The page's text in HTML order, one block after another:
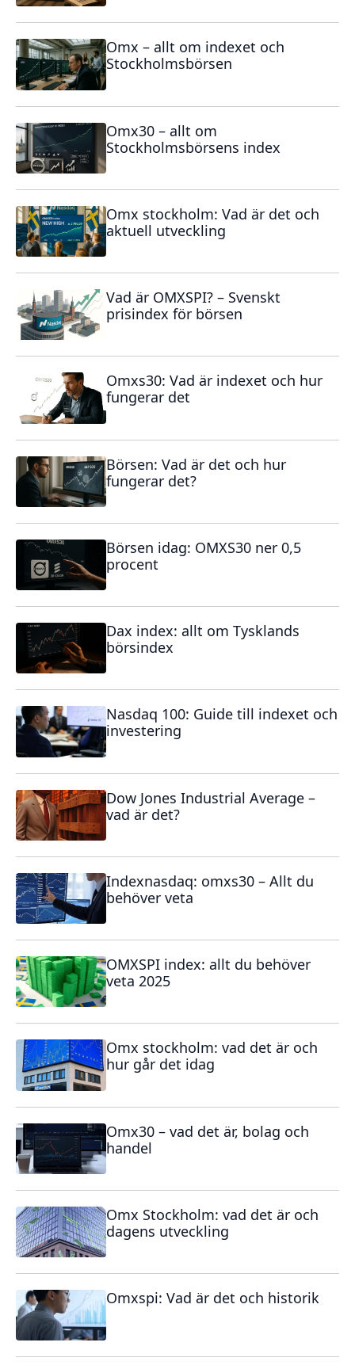
Omx – allt om indexet och
Stockholmsbörsen
Omx30 – allt om
Stockholmsbörsens index
Omx stockholm: Vad är det och
aktuell utveckling
Vad är OMXSPI? – Svenskt
prisindex för börsen
Omxs30: Vad är indexet och hur
fungerar det
Börsen: Vad är det och hur
fungerar det?
Börsen idag: OMXS30 ner 0,5
procent
Dax index: allt om Tysklands
börsindex
Nasdaq 100: Guide till indexet och
investering
Dow Jones Industrial Average –
vad är det?
Indexnasdaq: omxs30 – Allt du
behöver veta
OMXSPI index: allt du behöver
veta 2025
Omx stockholm: vad det är och
hur går det idag
Omx30 – vad det är, bolag och
handel
Omx Stockholm: vad det är och
dagens utveckling
Omxspi: Vad är det och historik